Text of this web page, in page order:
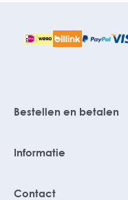
Bestellen en betalen
Informatie
Contact